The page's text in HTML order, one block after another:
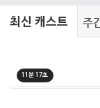
최신 캐스트 주
11분 17초